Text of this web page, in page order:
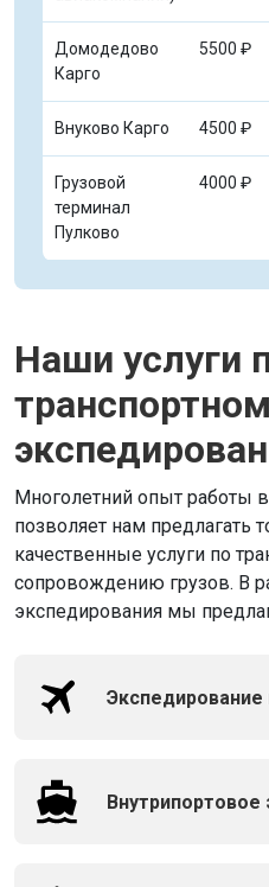
Домодедово
Карго
5500 ₽
Внуково Карго 4500 ₽
Грузовой
терминал
Пулково
4000 ₽
Наши услуги
Многолетний опыт работы
позволяет нам предлагать
качественные услуги по
сопровождению грузов. В
экспедирования мы
Экспедирование
Внутрипортовое